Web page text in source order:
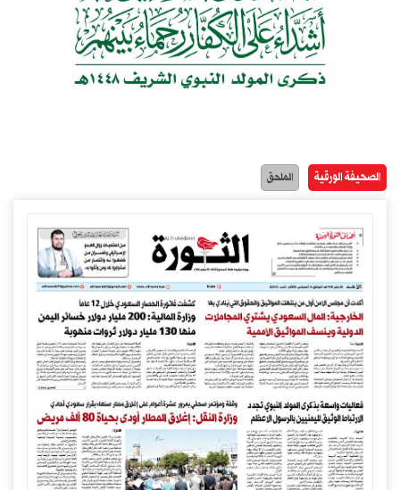
الصحيفة الورقية الملحق